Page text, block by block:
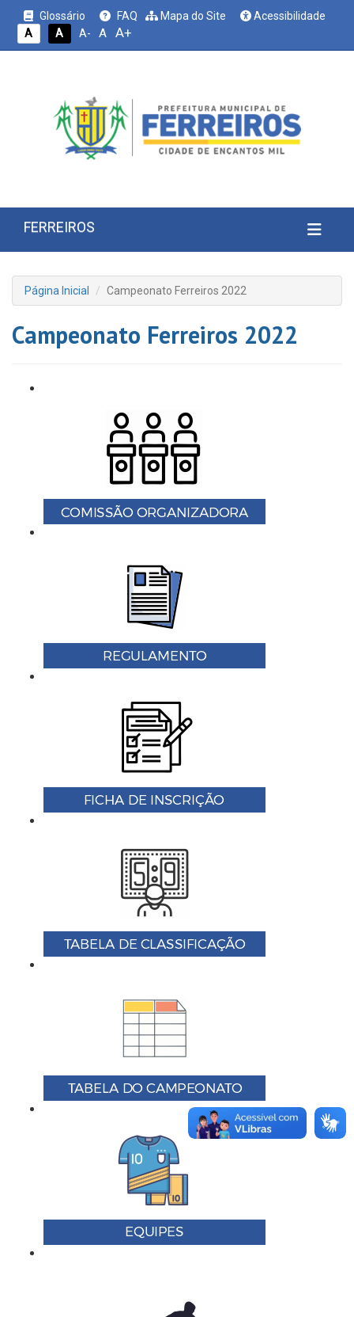
Glossário FAQ Mapa do Site
Acessibilidade
A
A A- A A+
FERREIROS
Página Inicial Campeonato Ferreiros 2022
Campeonato Ferreiros 2022